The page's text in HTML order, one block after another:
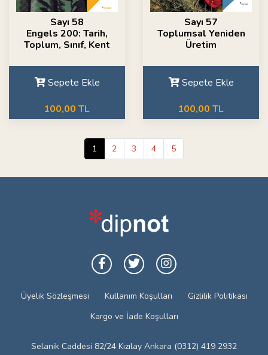
Sayı 58
Engels 200: Tarih,
Toplum, Sınıf, Kent
Sepete Ekle
100,00 TL
Sayı 57
Toplumsal Yeniden
Üretim
Sepete Ekle
100,00 TL
1 2 3 4 5
Üyelik Sözleşmesi Kullanım Koşulları
Gizlilik Politikası
Kargo ve İade Koşulları
Selanik Caddesi 82/24 Kızılay Ankara (0312) 419 2932